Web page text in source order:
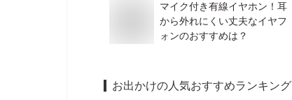
マイク付き有線イヤホン！耳
から外れにくい丈夫なイヤフ
ォンのおすすめは？
お出かけの人気おすすめランキング